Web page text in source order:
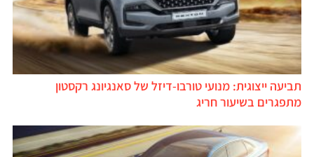
תביעה ייצוגית: מנועי טורבו-דיזל של סאנגיונג רקסטון
מתפגרים בשיעור חריג